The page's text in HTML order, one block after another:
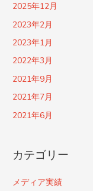
2025年12月
2023年2月
2023年1月
2022年3月
2021年9月
2021年7月
2021年6月
カテゴリー
メディア実績